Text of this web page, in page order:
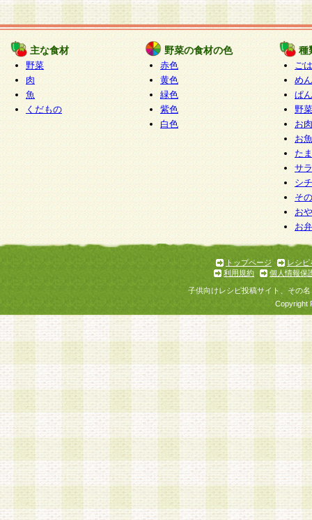
主な食材
野菜
肉
魚
くだもの
野菜の食材の色
赤色
黄色
緑色
紫色
白色
種
ご
めん
ぱん
野
お
お
た
サ
シ
そ
お
お
トップページ
レシピ
利用規約
個人情報保
子供向けレシピ投稿サイト、その
Copyright